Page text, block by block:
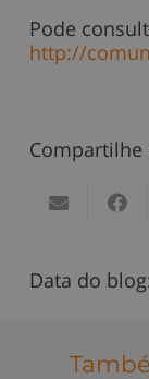
Pode
http://
Compartilhe
Data do